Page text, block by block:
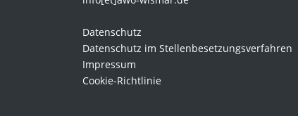
Datenschutz
Datenschutz im Stellenbesetzungsverfahren
Impressum
Cookie-Richtlinie